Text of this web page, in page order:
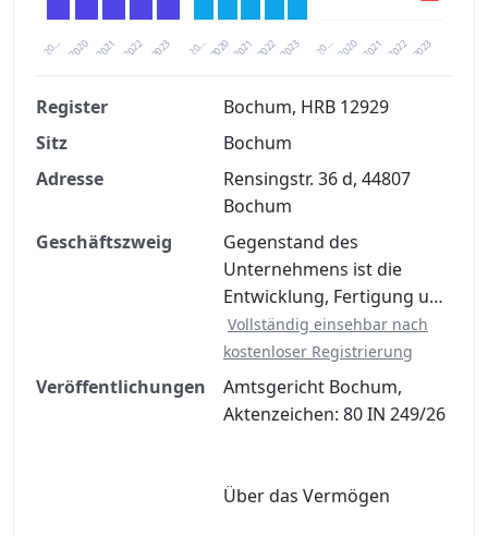
20… 2021 2023
2020 2022 20… 2021 2023
2020 2022 20… 2021 2023
2020 2022
Finanzkennzahlen nach kostenloser
Registrierung verfügbar
Jetzt kostenlos registrieren
Register
Bochum, HRB 12929
Sitz
Bochum
Adresse
Rensingstr. 36 d, 44807
Bochum
Geschäftszweig
Gegenstand des
Unternehmens ist die
Entwicklung, Fertigung u…
Vollständig einsehbar nach
kostenloser Registrierung
Veröffentlichungen
Amtsgericht Bochum,
Aktenzeichen: 80 IN 249/26
Über das Vermögen